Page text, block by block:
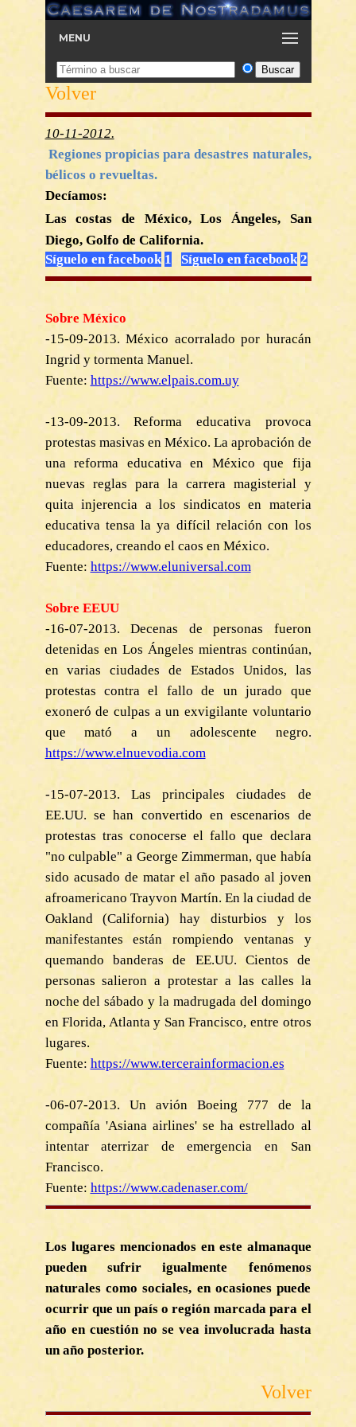
MENU
Volver
10-11-2012.
Regiones propicias para desastres naturales,
bélicos o revueltas.
Decíamos:
Las costas de México, Los Ángeles, San
Diego, Golfo de California.
Síguelo en facebook 1 Síguelo en facebook 2
Sobre México
-15-09-2013. México acorralado por huracán
Ingrid y tormenta Manuel.
Fuente: https://www.elpais.com.uy
-13-09-2013. Reforma educativa provoca
protestas masivas en México. La aprobación de
una reforma educativa en México que fija
nuevas reglas para la carrera magisterial y
quita injerencia a los sindicatos en materia
educativa tensa la ya difícil relación con los
educadores, creando el caos en México.
Fuente: https://www.eluniversal.com
Sobre EEUU
-16-07-2013. Decenas de personas fueron
detenidas en Los Ángeles mientras continúan,
en varias ciudades de Estados Unidos, las
protestas contra el fallo de un jurado que
exoneró de culpas a un exvigilante voluntario
que mató a un adolescente negro.
https://www.elnuevodia.com
-15-07-2013. Las principales ciudades de
EE.UU. se han convertido en escenarios de
protestas tras conocerse el fallo que declara
"no culpable" a George Zimmerman, que había
sido acusado de matar el año pasado al joven
afroamericano Trayvon Martín. En la ciudad de
Oakland (California) hay disturbios y los
manifestantes están rompiendo ventanas y
quemando banderas de EE.UU. Cientos de
personas salieron a protestar a las calles la
noche del sábado y la madrugada del domingo
en Florida, Atlanta y San Francisco, entre otros
lugares.
Fuente: https://www.tercerainformacion.es
-06-07-2013. Un avión Boeing 777 de la
compañía 'Asiana airlines' se ha estrellado al
intentar aterrizar de emergencia en San
Francisco.
Fuente: https://www.cadenaser.com/
Los lugares mencionados en este almanaque
pueden sufrir igualmente fenómenos
naturales como sociales, en ocasiones puede
ocurrir que un país o región marcada para el
año en cuestión no se vea involucrada hasta
un año posterior.
Volver